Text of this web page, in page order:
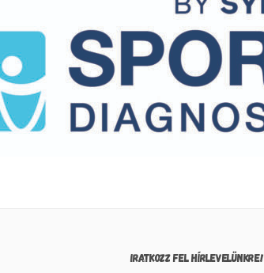
IRATKOZZ FEL HÍRLEVELÜNKRE!